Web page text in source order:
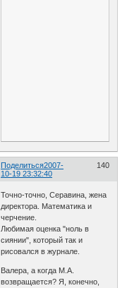
Поделиться 140
2007-
10-19 23:32:40
Точно-точно, Серавина, жена
директора. Математика и
черчение.
Любимая оценка "ноль в
сиянии", который так и
рисовался в журнале.
Валера, а когда М.А.
возвращается? Я, конечно,